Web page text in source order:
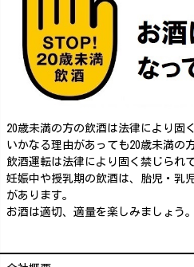
20歳未満の方の飲酒は法律により固
いかなる理由があっても20歳未満の
飲酒運転は法律により固く禁じられ
妊娠中や授乳期の飲酒は、胎児・乳
があります。
お酒は適切、適量を楽しみましょう。